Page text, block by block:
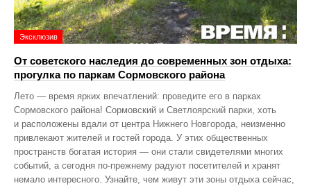
Эксклюзив
От советского наследия до современных зон отдыха:
прогулка по паркам Сормовского района
Лето — время ярких впечатлений: проведите его в парках
Сормовского района! Сормовский и Светлоярский парки, хоть
и расположены вдали от центра Нижнего Новгорода, неизменно
привлекают жителей и гостей города. У этих общественных
пространств богатая история — они стали свидетелями многих
событий, а сегодня по‑прежнему радуют посетителей и хранят
немало интересного. Узнайте, чем живут эти зоны отдыха сейчас,